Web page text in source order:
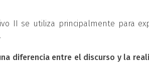
II se utiliza principalmente para
diferencia entre el discurso y la